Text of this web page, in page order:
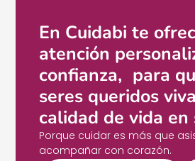
En Cuidabi te
atención
confianza, para
seres queridos
calidad de vida en
Porque cuidar es más que
acompañar con corazón.